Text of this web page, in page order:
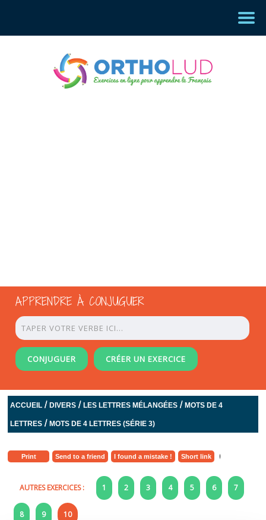
APPRENDRE À CONJUGUER
CONJUGUER CRÉER UN EXERCICE
ACCUEIL /DIVERS /LES LETTRES MÉLANGÉES /MOTS DE 4
LETTRES /MOTS DE 4 LETTRES (SÉRIE 3)
Print Send to a friend I found a mistake ! Short link
AUTRES EXERCICES : 1 2 3 4 5 6 7
8 9 10